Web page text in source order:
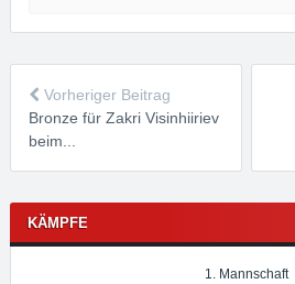
Vorheriger Beitrag
Bronze für Zakri Visinhiiriev
beim...
KÄMPFE
1. Mannschaft